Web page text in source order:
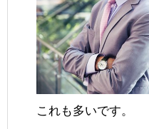
これも多いです。